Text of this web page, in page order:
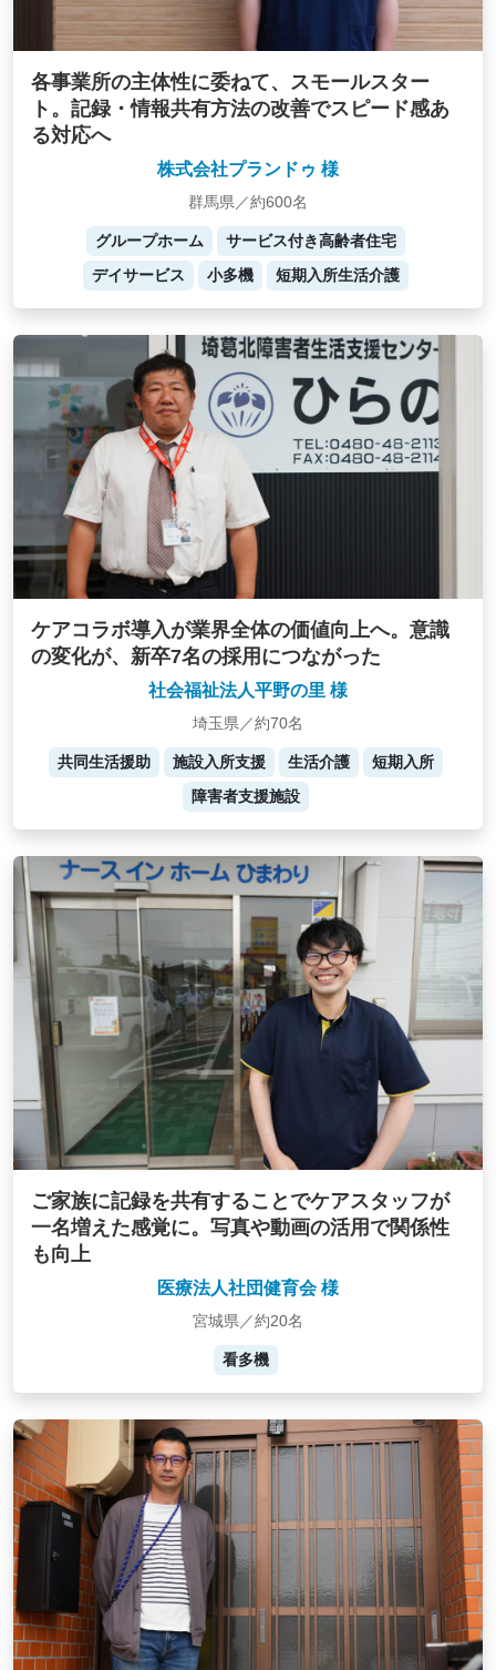
各事業所の主体性に委ねて、スモールスター
ト。記録・情報共有方法の改善でスピード感あ
る対応へ
株式会社プランドゥ 様
群馬県／約600名
グループホーム
サービス付き高齢者住宅
デイサービス
小多機 短期入所生活介護
ケアコラボ導入が業界全体の価値向上へ。意識
の変化が、新卒7名の採用につながった
社会福祉法人平野の里 様
埼玉県／約70名
共同生活援助 施設入所支援 生活介護
短期入所
障害者支援施設
ご家族に記録を共有することでケアスタッフが
一名増えた感覚に。写真や動画の活用で関係性
も向上
医療法人社団健育会 様
宮城県／約20名
看多機